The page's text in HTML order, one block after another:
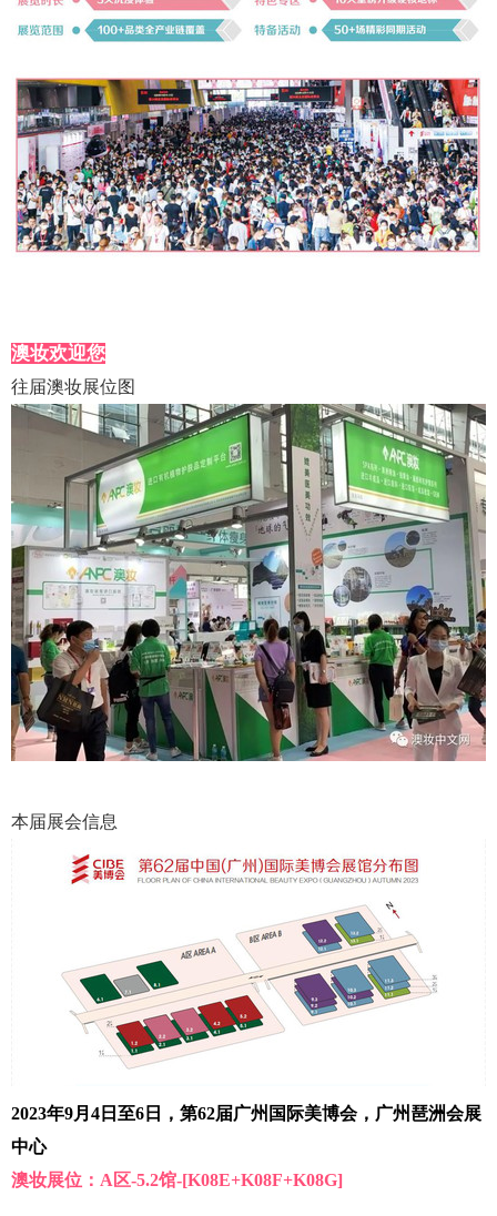
澳妆欢迎您
往届澳妆展位图
本届展会信息
2023年9月4日至6日，第62届广州国际美博会， 广州琶洲会展
中心
澳妆展位：A区-5.2馆-[K08E+K08F+K08G]